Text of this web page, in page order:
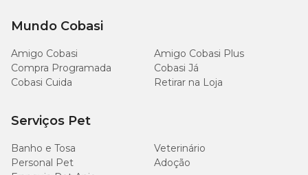
Mundo Cobasi
Amigo Cobasi
Amigo Cobasi Plus
Compra Programada
Cobasi Já
Cobasi Cuida
Retirar na Loja
Serviços Pet
Banho e Tosa
Veterinário
Personal Pet
Adoção